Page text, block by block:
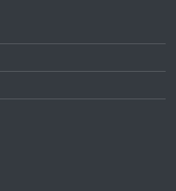
minh bạch
shop tài khoản hoạt
xây dựng hệ
ra nhanh chóng và
thị công khai và kiểm
game thủ an tâm